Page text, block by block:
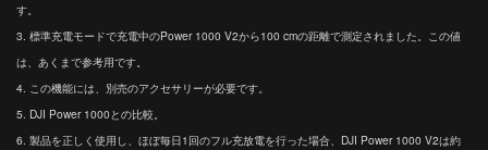
す。
3. 標準充電モードで充電中のPower 1000 V2から100 cmの距離で測定されました。この値
は、あくまで参考用です。
4. この機能には、別売のアクセサリーが必要です。
5. DJI Power 1000との比較。
6. 製品を正しく使用し、ほぼ毎日1回のフル充放電を行った場合、DJI Power 1000 V2は約